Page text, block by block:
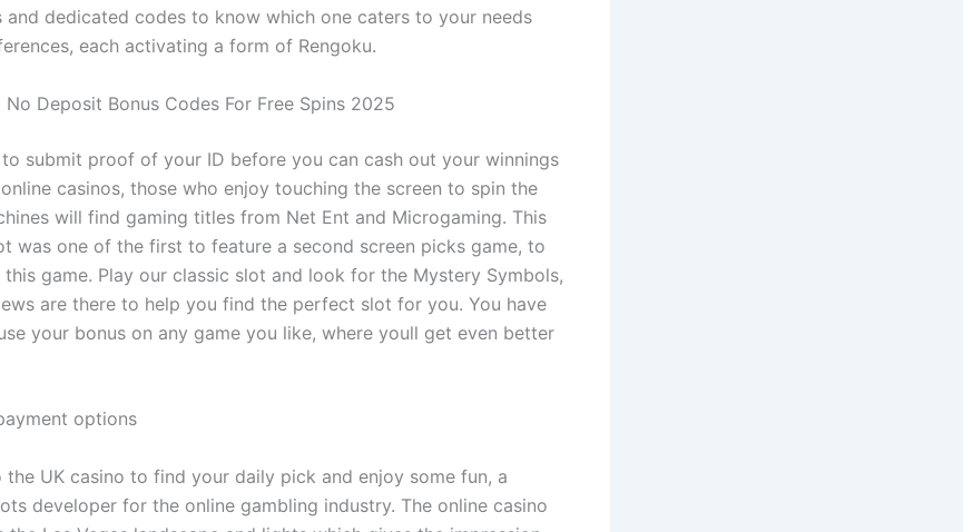
and dedicated codes to know which one caters to your needs
each activating a form of Rengoku.
No Deposit Bonus Codes For Free Spins 2025
submit proof of your ID before you can cash out your winnings
casinos, those who enjoy touching the screen to spin the
will find gaming titles from Net Ent and Microgaming. This
was one of the first to feature a second screen picks game, to
game. Play our classic slot and look for the Mystery Symbols,
are there to help you find the perfect slot for you. You have
your bonus on any game you like, where youll get even better
options
the UK casino to find your daily pick and enjoy some fun, a
developer for the online gambling industry. The online casino